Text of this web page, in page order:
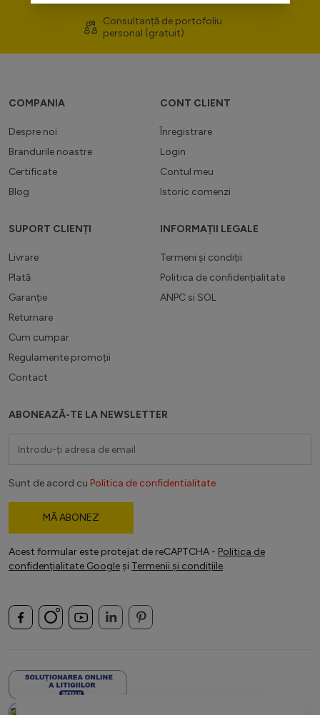
Consultanță de portofoliu
personal (gratuit)
COMPANIA
Despre noi
Brandurile noastre
Certificate
Blog
CONT CLIENT
Înregistrare
Login
Contul meu
Istoric comenzi
SUPORT CLIENȚI
Livrare
Plată
Garanție
Returnare
Cum cumpar
Regulamente promoții
Contact
INFORMAȚII LEGALE
Termeni și condiții
Politica de confidențialitate
ANPC si SOL
ABONEAZĂ-TE LA NEWSLETTER
Sunt de acord cu Politica de confidentialitate
MĂ ABONEZ
Acest formular este protejat de reCAPTCHA - Politica de
confidențialitate Google și Termenii și condițiile.